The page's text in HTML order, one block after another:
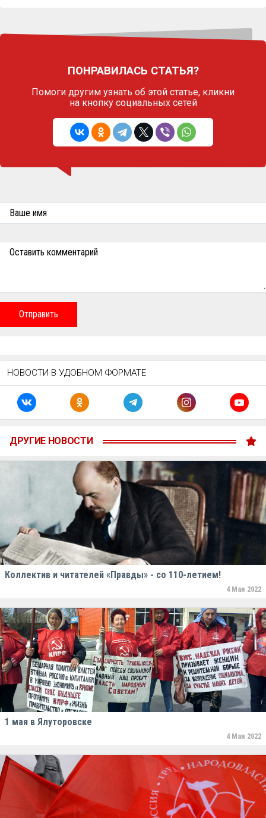
ПОНРАВИЛАСЬ СТАТЬЯ?
Помоги другим узнать об этой статье, кликни
на кнопку социальных сетей
Ваше имя
Оставить комментарий
Отправить
НОВОСТИ В УДОБНОМ ФОРМАТЕ
ДРУГИЕ НОВОСТИ
Коллектив и читателей «Правды» - со 110-летием!
4 Мая 2022
1 мая в Ялуторовске
4 Мая 2022